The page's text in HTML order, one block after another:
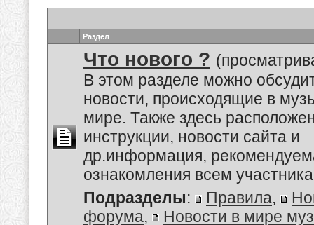
Раздел
Что нового ?
В этом разделе можно
новости, происходящие в
мире. Также здесь
инструкции, новости сайта и
др.информация,
ознакомления всем
Подразделы: Правила,
форума, Новости в мире